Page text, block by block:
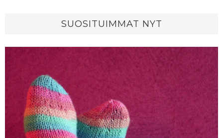
SUOSITUIMMAT NYT